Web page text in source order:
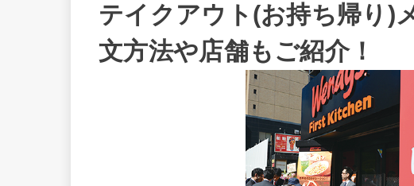
テイクアウト(お持ち帰り)
文方法や店舗もご紹介！